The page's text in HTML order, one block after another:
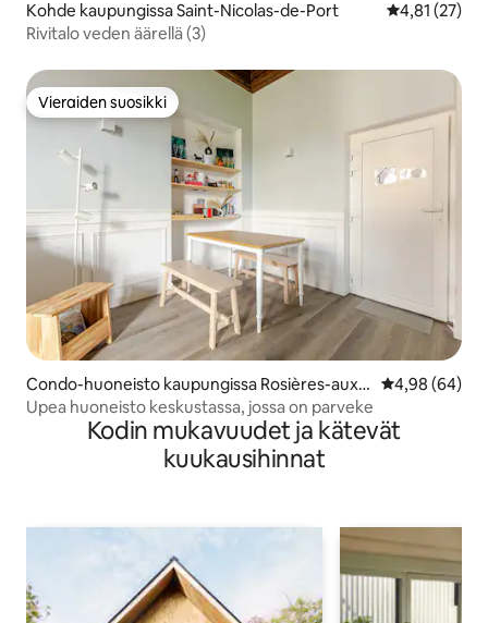
Kohde kaupungissa Saint-Nicolas-de-Port
4,81 (27)
Rivitalo veden äärellä (3)
Vieraiden suosikki
Vieraiden suosikki
Condo-huoneisto kaupungissa Rosières-aux-
Salines
4,98 (64)
Upea huoneisto keskustassa, jossa on parveke
Kodin mukavuudet ja kätevät
kuukausihinnat